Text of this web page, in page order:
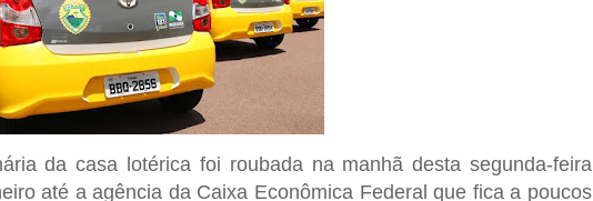
da casa lotérica foi roubada na manhã desta segunda-feira
até a agência da Caixa Econômica Federal que fica a poucos